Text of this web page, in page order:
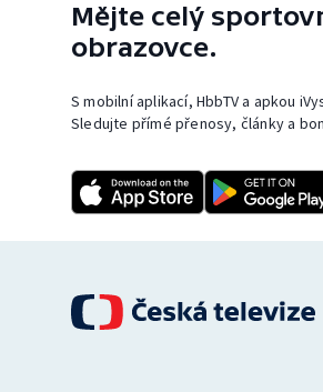
Mějte celý
obrazovce.
S mobilní aplikací, HbbTV a apkou
Sledujte přímé přenosy, články a